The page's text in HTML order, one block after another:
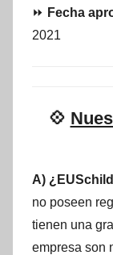
⏩ Fecha
2021
💠
A)
no poseen
tienen una
empresa son